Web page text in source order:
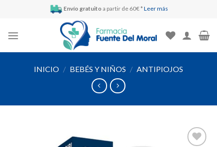
Envío gratuito a partir de 60€ * Leer más
INICIO / BEBÉS Y NIÑOS / ANTIPIOJOS